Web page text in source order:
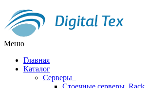
Меню
Главная
Каталог
Серверы
Стоечные серверы, Rack